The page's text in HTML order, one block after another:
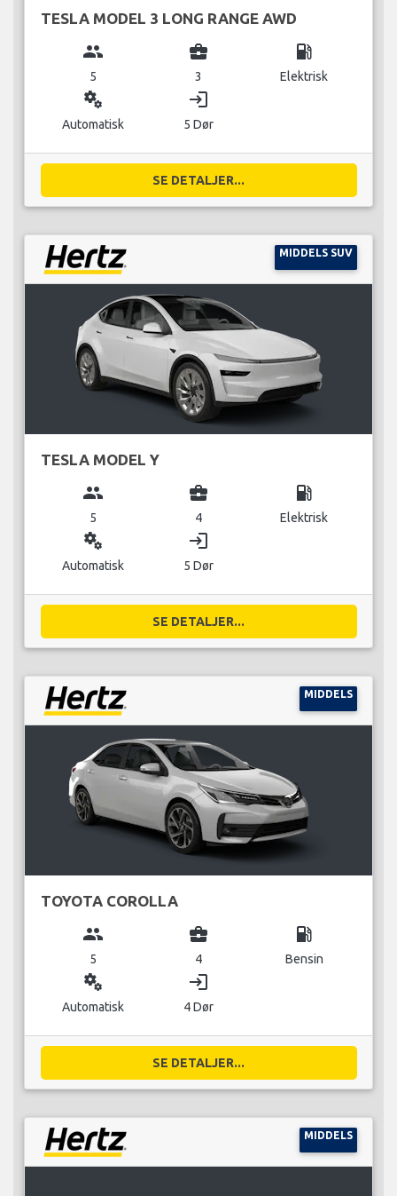
TESLA MODEL 3 LONG RANGE AWD
group
5
business_center
3
local_gas_station
Elektrisk
miscellaneous_services
Automatisk
login
5 Dør
SE DETALJER...
MIDDELS SUV
TESLA MODEL Y
group
5
business_center
4
local_gas_station
Elektrisk
miscellaneous_services
Automatisk
login
5 Dør
SE DETALJER...
MIDDELS
TOYOTA COROLLA
group
5
business_center
4
local_gas_station
Bensin
miscellaneous_services
Automatisk
login
4 Dør
SE DETALJER...
MIDDELS